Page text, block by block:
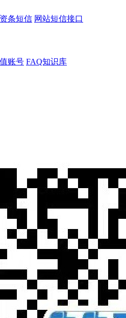
条短信 网站短信接口
账号 FAQ知识库